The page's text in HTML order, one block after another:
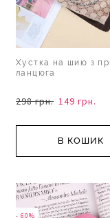
Хустка на шию з
ланцюга
298 грн. 149 грн.
В КОШИК
- 60%